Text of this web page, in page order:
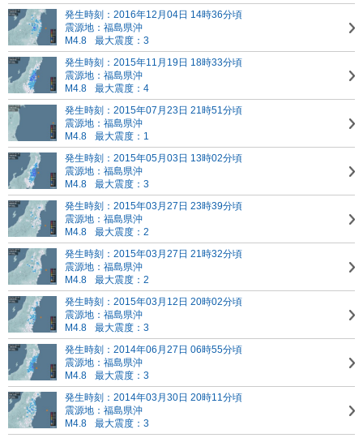
発生時刻：2016年12月04日 14時36分頃
震源地：福島県沖
M4.8
最大震度：3
発生時刻：2015年11月19日 18時33分頃
震源地：福島県沖
M4.8
最大震度：4
発生時刻：2015年07月23日 21時51分頃
震源地：福島県沖
M4.8
最大震度：1
発生時刻：2015年05月03日 13時02分頃
震源地：福島県沖
M4.8
最大震度：3
発生時刻：2015年03月27日 23時39分頃
震源地：福島県沖
M4.8
最大震度：2
発生時刻：2015年03月27日 21時32分頃
震源地：福島県沖
M4.8
最大震度：2
発生時刻：2015年03月12日 20時02分頃
震源地：福島県沖
M4.8
最大震度：3
発生時刻：2014年06月27日 06時55分頃
震源地：福島県沖
M4.8
最大震度：3
発生時刻：2014年03月30日 20時11分頃
震源地：福島県沖
M4.8
最大震度：3